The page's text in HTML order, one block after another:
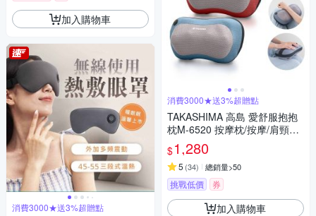
加入購物車
消費3000★送3%超贈點
消費3000★送3%超贈點
TAKASHIMA 高島 愛舒服抱抱
枕M-6520 按摩枕/按摩/肩頸按
摩/溫熱揉捏
$1,280
5 (34) 總銷量>50
挑戰低價 券
加入購物車